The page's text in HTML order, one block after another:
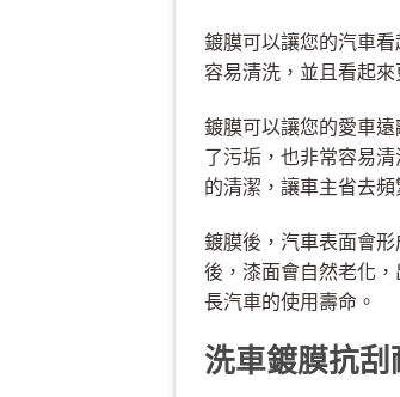
鍍膜可以讓您的汽車
容易清洗，並且看起
鍍膜可以讓您的愛車
了污垢，也非常容易
的清潔，讓車主省去頻
鍍膜後，汽車表面會
後，漆面會自然老化
長汽車的使用壽命。
洗車鍍膜抗